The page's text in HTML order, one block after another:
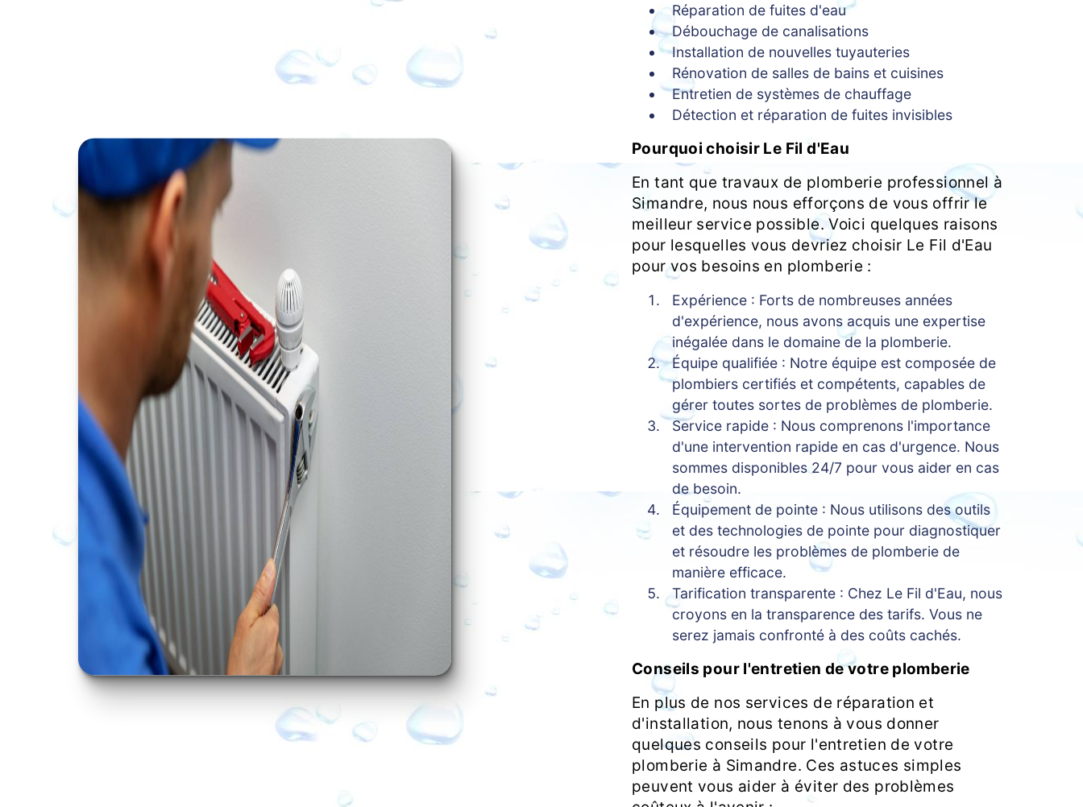
Réparation de fuites d'eau
Débouchage de canalisations
Installation de nouvelles tuyauteries
Rénovation de salles de bains et cuisines
Entretien de systèmes de chauffage
Détection et réparation de fuites invisibles
Pourquoi choisir Le Fil d'Eau
En tant que travaux de plomberie professionnel à
Simandre, nous nous efforçons de vous offrir le
meilleur service possible. Voici quelques raisons
pour lesquelles vous devriez choisir Le Fil d'Eau
pour vos besoins en plomberie :
Expérience : Forts de nombreuses années
d'expérience, nous avons acquis une expertise
inégalée dans le domaine de la plomberie.
Équipe qualifiée : Notre équipe est composée de
plombiers certifiés et compétents, capables de
gérer toutes sortes de problèmes de plomberie.
Service rapide : Nous comprenons l'importance
d'une intervention rapide en cas d'urgence. Nous
sommes disponibles 24/7 pour vous aider en cas
de besoin.
Équipement de pointe : Nous utilisons des outils
et des technologies de pointe pour diagnostiquer
et résoudre les problèmes de plomberie de
manière efficace.
Tarification transparente : Chez Le Fil d'Eau, nous
croyons en la transparence des tarifs. Vous ne
serez jamais confronté à des coûts cachés.
Conseils pour l'entretien de votre plomberie
En plus de nos services de réparation et
d'installation, nous tenons à vous donner
quelques conseils pour l'entretien de votre
plomberie à Simandre. Ces astuces simples
peuvent vous aider à éviter des problèmes